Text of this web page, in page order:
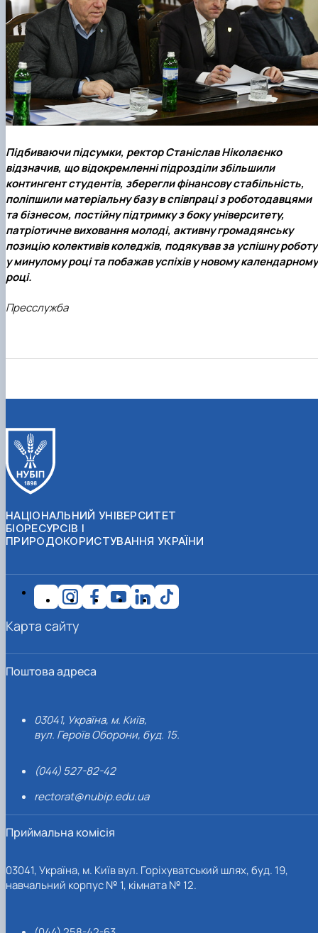
Підбиваючи підсумки, ректор Станіслав Ніколаєнко
відзначив, що відокремленні підрозділи збільшили
контингент студентів, зберегли фінансову стабільність,
поліпшили матеріальну базу в співпраці з роботодавцями
та бізнесом, постійну підтримку з боку університету,
патріотичне виховання молоді, активну громадянську
позицію колективів коледжів, подякував за успішну роботу
у минулому році та побажав успіхів у новому календарному
році.
Пресслужба
НАЦІОНАЛЬНИЙ УНІВЕРСИТЕТ
БІОРЕСУРСІВ І
ПРИРОДОКОРИСТУВАННЯ УКРАЇНИ
Поштова адреса
03041, Україна, м. Київ,
вул. Героїв Оборони, буд. 15.
(044) 527-82-42
rectorat@nubip.edu.ua
Приймальна комісія
03041, Україна, м. Київ вул. Горіхуватський шлях, буд. 19,
навчальний корпус № 1, кімната № 12.
Карта сайту